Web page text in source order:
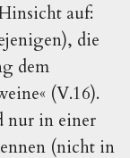
auf:
die
dem
(V.16).
nur in einer
(nicht in